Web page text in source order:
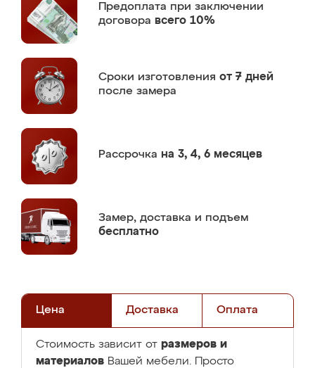
Предоплата при заключении
договора всего 10%
Сроки изготовления от 7 дней
после замера
Рассрочка на 3, 4, 6 месяцев
Замер, доставка и подъем
бесплатно
Цена Доставка Оплата
Стоимость зависит от размеров и
материалов Вашей мебели. Просто